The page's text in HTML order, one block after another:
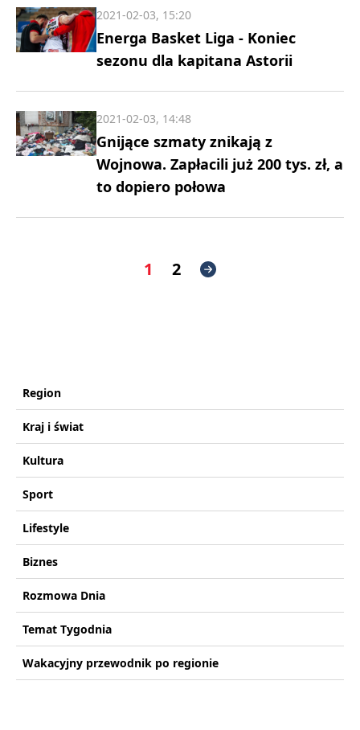
Energa Basket Liga - Koniec
sezonu dla kapitana Astorii
2021-02-03, 15:20
Gnijące szmaty znikają z
Wojnowa. Zapłacili już 200 tys. zł, a
to dopiero połowa
2021-02-03, 14:48
1 2
Region
Kraj i świat
Kultura
Sport
Lifestyle
Biznes
Rozmowa Dnia
Temat Tygodnia
Wakacyjny przewodnik po regionie